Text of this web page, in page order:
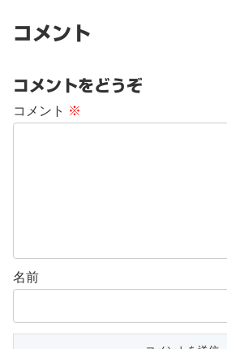
コメント
コメントをどうぞ
コメント ※
名前